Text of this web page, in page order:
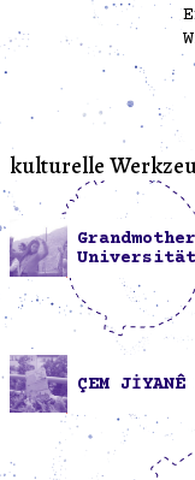
kulturelle
ÇEM